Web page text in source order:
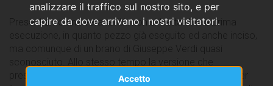
analizzare il traffico sul nostro sito, e per
capire da dove arrivano i nostri visitatori.
Accetto
Presentiamo una vera rarità: non si tratta di una prima
presentiamo è nuova in quanto orchestrata ex-novo per